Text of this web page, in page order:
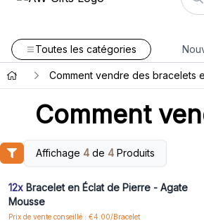
Toutes les catégories
Comment vendre des bracelets
Comment
Affichage 4de 4Produits
Connectez-vous ou inscrivez-vous pour accéder
aux prix de gros
12x Bracelet en Éclat de Pierre - Agate
Mousse
Prix de vente conseillé : €4.00/Bracelet